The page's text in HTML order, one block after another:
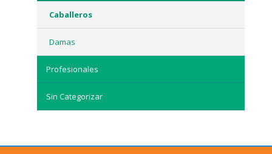
Caballeros
Damas
Profesionales
Sin Categorizar